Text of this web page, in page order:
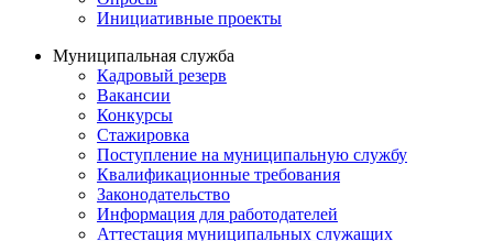
Инициативные проекты
Муниципальная служба
Кадровый резерв
Вакансии
Конкурсы
Стажировка
Поступление на муниципальную службу
Квалификационные требования
Законодательство
Информация для работодателей
Аттестация муниципальных служащих